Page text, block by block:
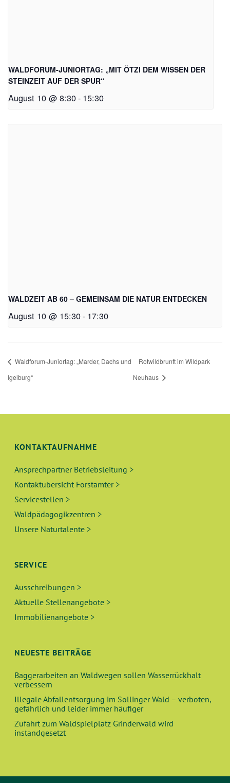
WALDFORUM-JUNIORTAG: „MIT ÖTZI DEM WISSEN DER
STEINZEIT AUF DER SPUR“
August 10 @ 8:30- 15:30
WALDZEIT AB 60 – GEMEINSAM DIE NATUR ENTDECKEN
August 10 @ 15:30- 17:30
Waldforum-Juniortag: „Marder, Dachs und
Igelburg“
Rotwildbrunft im Wildpark
Neuhaus
KONTAKTAUFNAHME
Ansprechpartner Betriebsleitung >
Kontaktübersicht Forstämter >
Servicestellen >
Waldpädagogikzentren >
Unsere Naturtalente >
SERVICE
Ausschreibungen >
Aktuelle Stellenangebote >
Immobilienangebote >
NEUESTE BEITRÄGE
Baggerarbeiten an Waldwegen sollen Wasserrückhalt
verbessern
Illegale Abfallentsorgung im Sollinger Wald – verboten,
gefährlich und leider immer häufiger
Zufahrt zum Waldspielplatz Grinderwald wird
instandgesetzt